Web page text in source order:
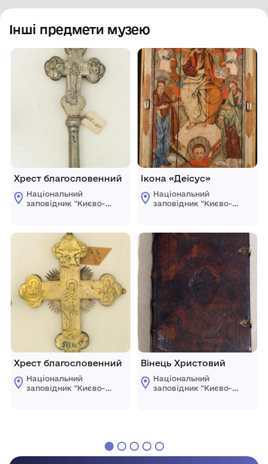
Інші предмети музею
Хрест благословенний
Національний
заповідник "Києво-
Хрест благословенний
Національний
заповідник "Києво-
Ікона «Деісус»
Національний
заповідник "Києво-
Вінець Христовий
Національний
заповідник "Києво-